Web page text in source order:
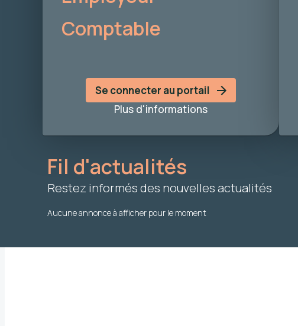
Comptable
Se connecter au portail
Plus d'informations
Fil d'actualités
Restez informés des nouvelles actualités
Aucune annonce à afficher pour le moment